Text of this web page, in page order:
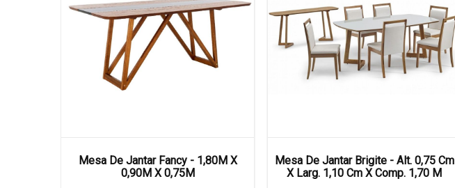
Mesa De Jantar Fancy - 1,80M X
0,90M X 0,75M
Mesa De Jantar Brigite - Alt. 0,75 Cm
X Larg. 1,10 Cm X Comp. 1,70 M